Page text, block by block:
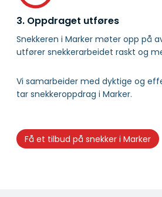
3. Oppdraget utføres
Snekkeren i Marker møter opp på
utfører snekkerarbeidet raskt og
Vi samarbeider med dyktige og
tar snekkeroppdrag i Marker.
Få et tilbud på snekker i Marker